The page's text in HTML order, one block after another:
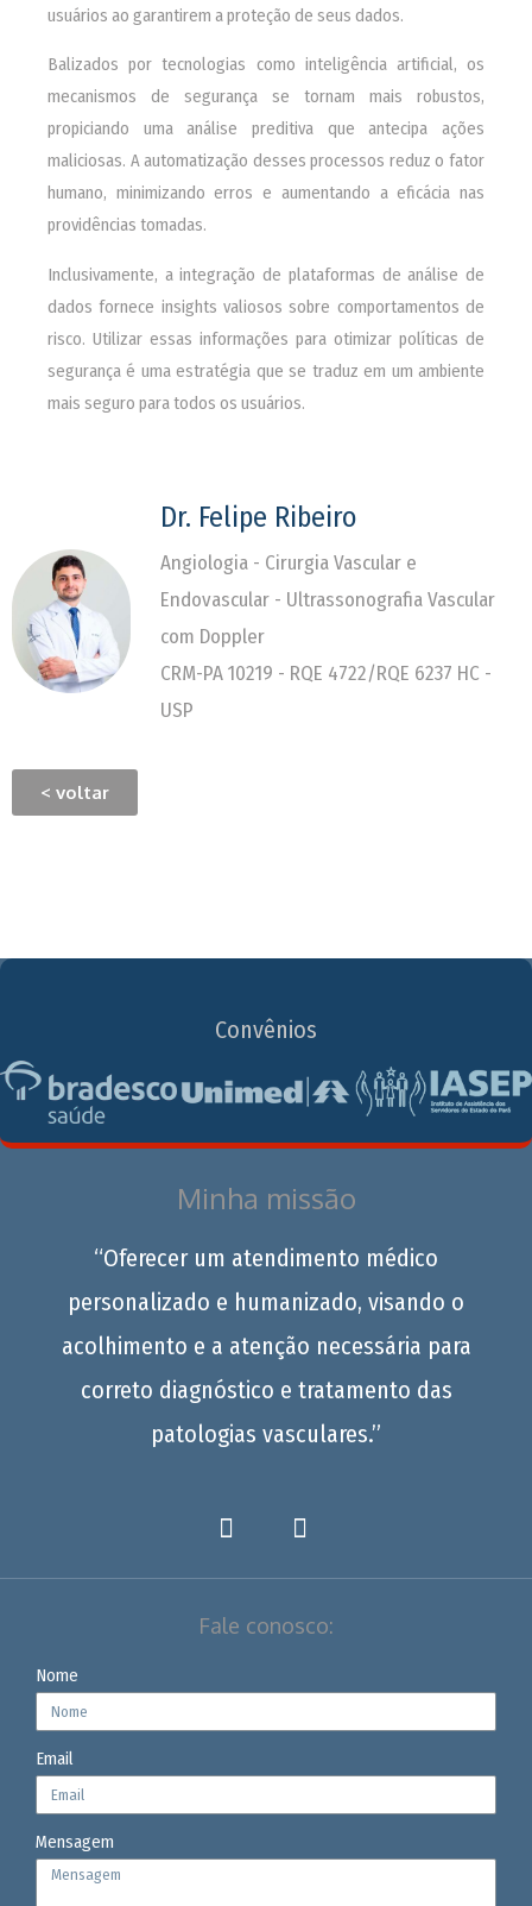
usuários ao garantirem a proteção de seus dados.
Balizados por tecnologias como inteligência artificial, os
mecanismos de segurança se tornam mais robustos,
propiciando uma análise preditiva que antecipa ações
maliciosas. A automatização desses processos reduz o fator
humano, minimizando erros e aumentando a eficácia nas
providências tomadas.
Inclusivamente, a integração de plataformas de análise de
dados fornece insights valiosos sobre comportamentos de
risco. Utilizar essas informações para otimizar políticas de
segurança é uma estratégia que se traduz em um ambiente
mais seguro para todos os usuários.
Dr. Felipe Ribeiro
Angiologia - Cirurgia Vascular e
Endovascular - Ultrassonografia Vascular
com Doppler
CRM-PA 10219 - RQE 4722/RQE 6237 HC -
USP
< voltar
Convênios
Minha missão
“Oferecer um atendimento médico
personalizado e humanizado, visando o
acolhimento e a atenção necessária para
correto diagnóstico e tratamento das
patologias vasculares.”
Fale conosco:
Nome
Email
Mensagem